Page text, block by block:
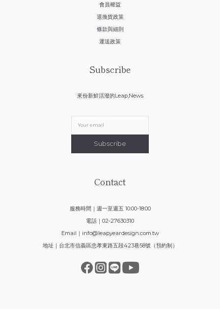
會員權益
退換貨政策
條款與細則
運送政策
Subscribe
來份新鮮活潑的Leap,News
Subscribe
Contact
服務時間｜週一至週五 10:00-18:00
電話｜02-27630310
Email｜ info@leapyeardesign.com.tw
地址｜台北市信義區忠孝東路五段423巷58號（預約制）